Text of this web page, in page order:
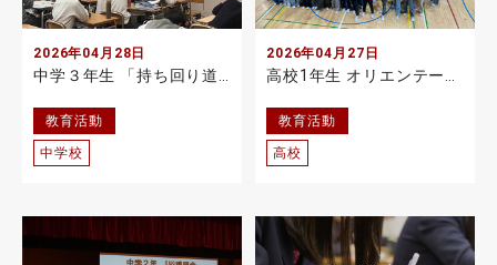
2026年04月28日
中学３年生 「持ち回り道徳」が始まりました
教育活動
中学校
2026年04月27日
高校1年生 オリエンテーション合宿を実施
教育活動
高校